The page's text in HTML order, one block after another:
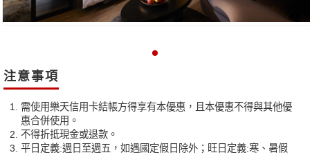
注意事項
需使用樂天信用卡結帳方得享有本優惠，且本優惠不得與其他優
惠合併使用。
不得折抵現金或退款。
平日定義:週日至週五，如遇國定假日除外；旺日定義:寒、暑假